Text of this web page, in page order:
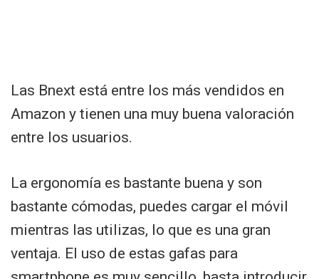
Las Bnext está entre los más vendidos en
Amazon y tienen una muy buena valoración
entre los usuarios.
La ergonomía es bastante buena y son
bastante cómodas, puedes cargar el móvil
mientras las utilizas, lo que es una gran
ventaja. El uso de estas gafas para